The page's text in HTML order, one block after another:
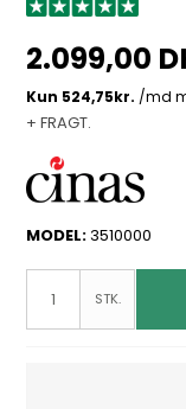
2.099,00
+ FRAGT.
MODEL:3510000
STK.